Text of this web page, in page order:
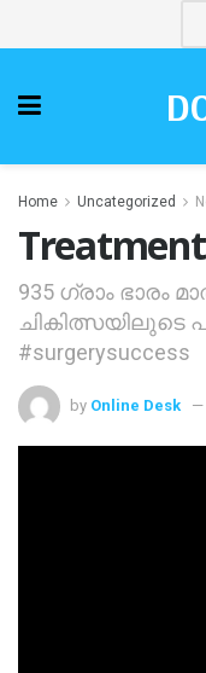
Home Uncategorized
935 ഗ്രാം
ചികിത്സയിലുടെ
#surgerysuccess
by Online Desk